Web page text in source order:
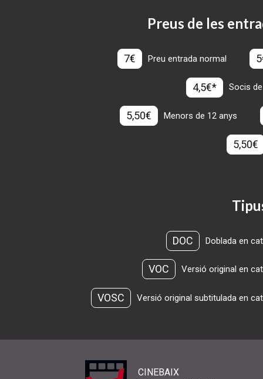
Preus de les
7€ Preu entrada normal
4,5€* Socis
5,50€ Menors de 12 anys
5,50€
DOC Doblada en
VOC Versió original en
VOSC Versió original subtitulada en
CINEBAIX